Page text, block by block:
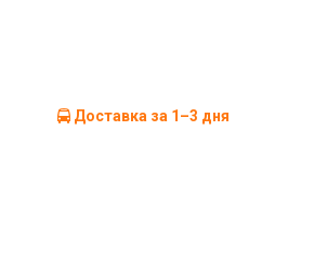
Доставка за 1–3 дня